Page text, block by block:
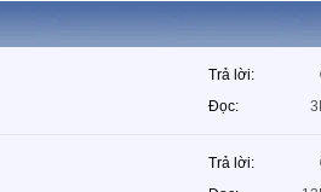
Trả lời
Đọc
Trả lời